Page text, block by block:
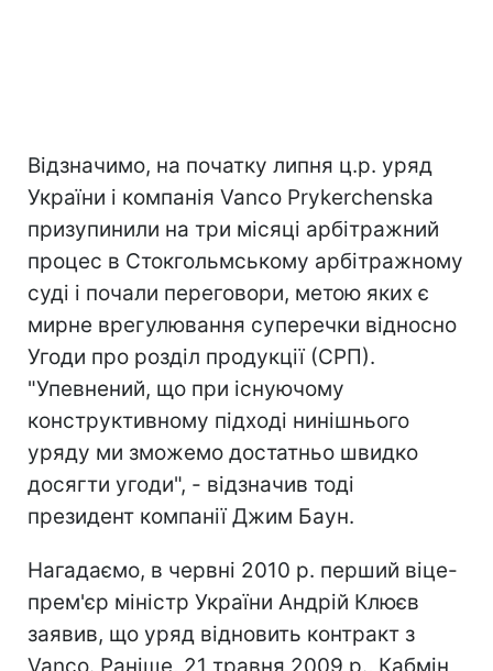
Відзначимо, на початку липня ц.р. уряд
України і компанія Vanco Prykerchenska
призупинили на три місяці арбітражний
процес в Стокгольмському арбітражному
суді і почали переговори, метою яких є
мирне врегулювання суперечки відносно
Угоди про розділ продукції (СРП).
"Упевнений, що при існуючому
конструктивному підході нинішнього
уряду ми зможемо достатньо швидко
досягти угоди", - відзначив тоді
президент компанії Джим Баун.
Нагадаємо, в червні 2010 р. перший віце-
прем'єр міністр України Андрій Клюєв
заявив, що уряд відновить контракт з
Vanco. Раніше, 21 травня 2009 р., Кабмін